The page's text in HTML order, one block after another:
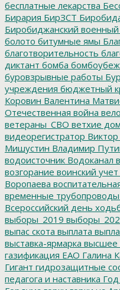
бесплатные лекарства
Бирария БирЗСТ
Биробиджанский
болото битумные ямы
благотворительность
диктант бомба
буровзрывные работы
учреждения бюджетный
Коровин Валентина
Отечественная война
ветераны_СВО ветхие
видеорегистратор
Мишустин Владимир
водоисточник Водоканал
возгорание воинский учет
Воропаева
временные трубопроводы
Всероссийский день
выборы_2019
выпас скота выплата
выставка-ярмарка высшее
газификация ЕАО Галина
Гигант гидрозащитные
педагога и наставника